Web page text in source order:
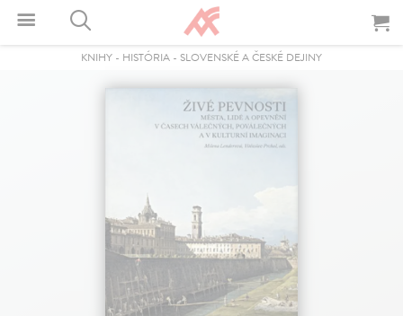
KNIHY - HISTÓRIA - SLOVENSKÉ A ČESKÉ DEJINY